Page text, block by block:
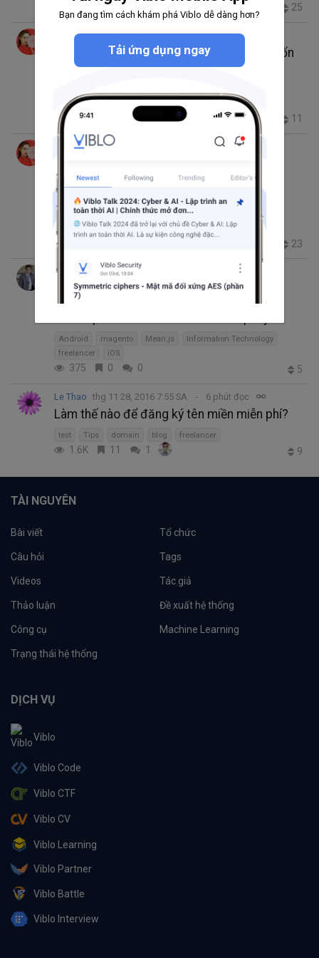
19 25
thg 2 13, 2019 12:35 SA 40 phút đọc
20 điều quan trọng cần biết nếu kỹ sư muốn
kiếm tiền
Communication
Startup
2.1K 11
Trending thg 1 5, 2019 9:35 SA
Tổng hợp các lỗi thường gặp khi lập trình
viên khởi nghiệp và giải pháp
freelancer Startup
23
Surender Vikram Singh
thg 5 11, 2018 5:06 SA
10 phút đọc
Outsourcing IT Services - Freelance
Android magento Mean.js
Information Technology
freelancer
iOS
375 0 0 5
Le Thao thg 11 28, 2016 7:55 SA 6 phút đọc
Làm thế nào để đăng ký tên miền miễn phí?
test Tips domain blog freelancer
1.6K 11 1 9
TÀI NGUYÊN
Bài viết Tổ chức
Câu hỏi Tags
Videos Tác giả
Thảo luận Đề xuất hệ thống
Công cụ Machine Learning
Trạng thái hệ thống
DỊCH VỤ
Viblo
Viblo Code
Viblo CTF
Viblo CV
Viblo Learning
Viblo Partner
Viblo Battle
Viblo Interview
Bạn đang tìm cách khám phá Viblo dễ dàng hơn?
Tải ứng dụng ngay